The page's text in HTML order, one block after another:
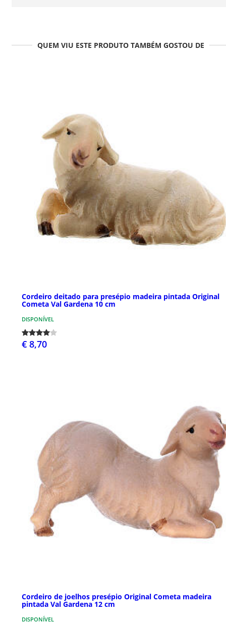
QUEM VIU ESTE PRODUTO TAMBÉM GOSTOU DE
Cordeiro deitado para presépio madeira pintada Original
Cometa Val Gardena 10 cm
DISPONÍVEL
€ 8,70
Cordeiro de joelhos presépio Original Cometa madeira
pintada Val Gardena 12 cm
DISPONÍVEL